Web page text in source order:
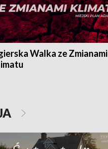
Walka ze Zmianami